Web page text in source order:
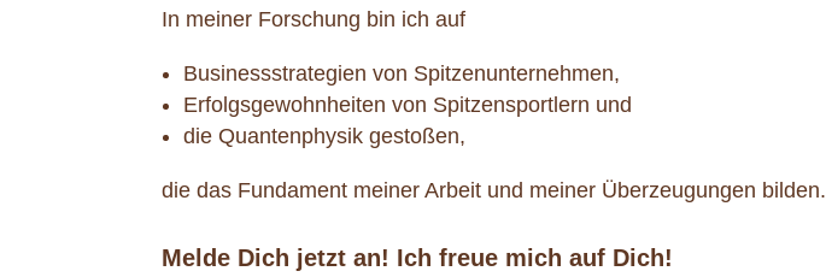
In meiner Forschung bin ich auf
Businessstrategien von Spitzenunternehmen,
Erfolgsgewohnheiten von Spitzensportlern und
die Quantenphysik gestoßen,
die das Fundament meiner Arbeit und meiner Überzeugungen bilden.
Melde Dich jetzt an! Ich freue mich auf Dich!